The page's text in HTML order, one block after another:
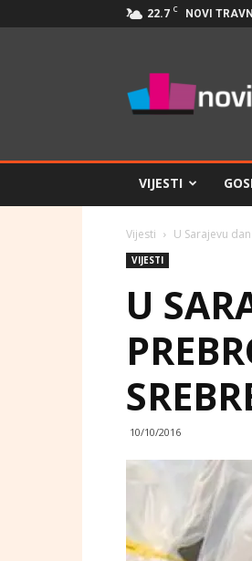
22.7 C NOVI
Travnik.ba
VIJESTI
Vijesti U Sarajevu
VIJESTI
U
10/10/2016